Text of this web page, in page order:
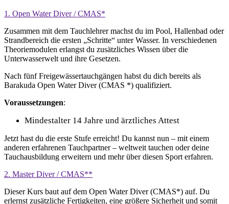
1. Open Water Diver / CMAS*
Zusammen mit dem Tauchlehrer machst du im Pool, Hallenbad oder
Strandbereich die ersten „Schritte“ unter Wasser. In verschiedenen
Theoriemodulen erlangst du zusätzliches Wissen über die
Unterwasserwelt und ihre Gesetzen.
Nach fünf Freigewässertauchgängen habst du dich bereits als
Barakuda Open Water Diver (CMAS *) qualifiziert.
Voraussetzungen:
Mindestalter 14 Jahre und ärztliches Attest
Jetzt hast du die erste Stufe erreicht! Du kannst nun – mit einem
anderen erfahrenen Tauchpartner – weltweit tauchen oder deine
Tauchausbildung erweitern und mehr über diesen Sport erfahren.
2. Master Diver / CMAS**
Dieser Kurs baut auf dem Open Water Diver (CMAS*) auf. Du
erlernst zusätzliche Fertigkeiten, eine größere Sicherheit und somit